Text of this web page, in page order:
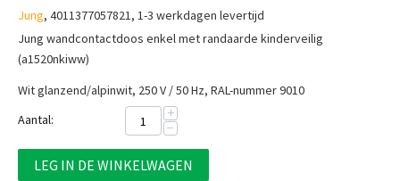
Jung, 4011377057821, 1-3 werkdagen levertijd
Jung wandcontactdoos enkel met randaarde kinderveilig
(a1520nkiww)
Wit glanzend/alpinwit, 250 V / 50 Hz, RAL-nummer 9010
Aantal:
+
−
LEG IN DE WINKELWAGEN